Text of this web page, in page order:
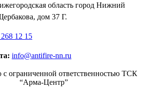
область город Нижний
дом 37 Г.
12 15
info@antifire-nn.ru
с ограниченной ответственностью ТСК
“Арма-Центр”